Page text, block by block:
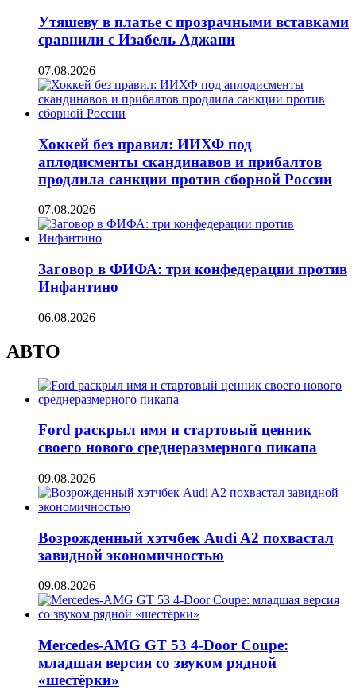
Утяшеву в платье с прозрачными вставками
сравнили с Изабель Аджани
07.08.2026
Хоккей без правил: ИИХФ под
аплодисменты скандинавов и прибалтов
продлила санкции против сборной России
07.08.2026
Заговор в ФИФА: три конфедерации против
Инфантино
06.08.2026
АВТО
Ford раскрыл имя и стартовый ценник
своего нового среднеразмерного пикапа
09.08.2026
Возрожденный хэтчбек Audi A2 похвастал
завидной экономичностью
09.08.2026
Mercedes-AMG GT 53 4-Door Coupe:
младшая версия со звуком рядной
«шестёрки»